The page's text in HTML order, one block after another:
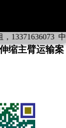
中东
缩主臂运输案